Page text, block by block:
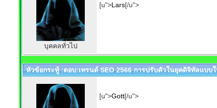
บุคคลทั่วไป
[u">Lars[/u">
หัวข้อกระทู้ :ตอบ:เทรนด์ SEO 2566 การปรับตัวในยุคดิจิทัลแบบ
[u">Gott[/u">